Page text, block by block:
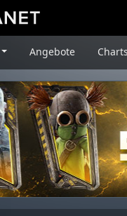
Angebote Charts